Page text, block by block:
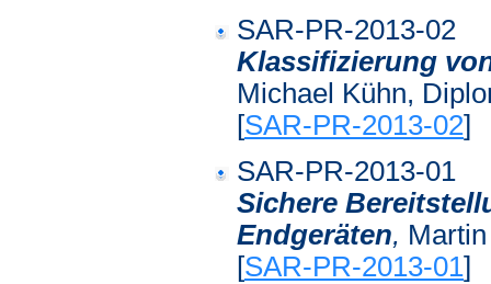
SAR-PR-2013-02
Klassifizierung
Michael Kühn,
[SAR-PR-2013-02]
SAR-PR-2013-01
Sichere
Endgeräten,
[SAR-PR-2013-01]